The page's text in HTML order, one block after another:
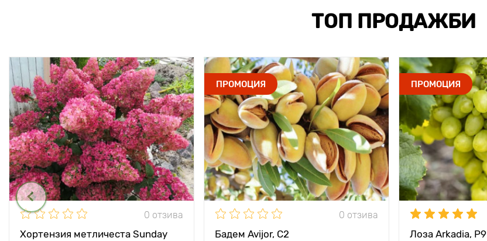
ТОП ПРОДАЖБИ
0 отзива
Хортензия метличеста Sunday
ПРОМОЦИЯ
0 отзива
Бадем Avijor, С2
ПРОМОЦИЯ
Лоза Arkadia, Р9